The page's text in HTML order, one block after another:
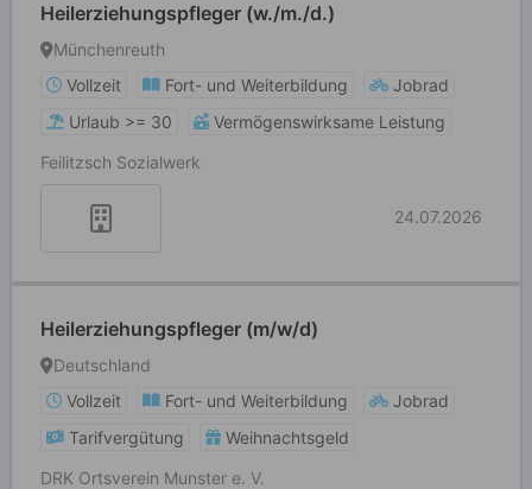
Heilerziehungspfleger (w./m./d.)
Münchenreuth
Vollzeit
Fort- und Weiterbildung
Jobrad
Urlaub >= 30
Vermögenswirksame Leistung
Feilitzsch Sozialwerk
24.07.2026
Heilerziehungspfleger (m/w/d)
Deutschland
Vollzeit
Fort- und Weiterbildung
Jobrad
Tarifvergütung
Weihnachtsgeld
DRK Ortsverein Munster e. V.